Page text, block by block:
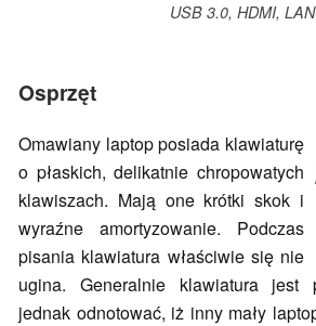
USB 3.0, HDMI, LAN
Osprzęt
Omawiany laptop posiada klawiaturę
o płaskich, delikatnie chropowatych
klawiszach. Mają one krótki skok i
wyraźne amortyzowanie. Podczas
pisania klawiatura właściwie się nie
ugina. Generalnie klawiatura jest
jednak odnotować, iż inny mały